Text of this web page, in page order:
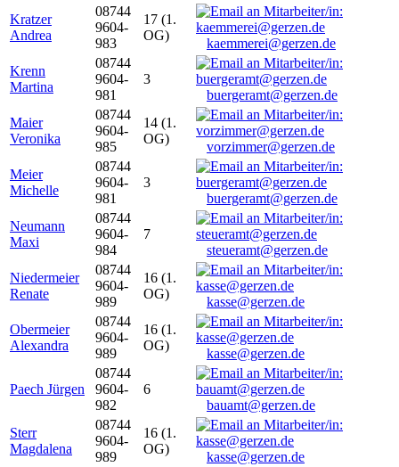
Kratzer
Andrea
08744
9604-
983
17 (1.
OG)
kaemmerei@gerzen.de
Krenn
Martina
08744
9604-
981
3
buergeramt@gerzen.de
Maier
Veronika
08744
9604-
985
14 (1.
OG)
vorzimmer@gerzen.de
Meier
Michelle
08744
9604-
981
3
buergeramt@gerzen.de
Neumann
Maxi
08744
9604-
984
7
steueramt@gerzen.de
Niedermeier
Renate
08744
9604-
989
16 (1.
OG)
kasse@gerzen.de
Obermeier
Alexandra
08744
9604-
989
16 (1.
OG)
kasse@gerzen.de
Paech Jürgen
08744
9604-
982
6
bauamt@gerzen.de
Sterr
Magdalena
08744
9604-
989
16 (1.
OG)
kasse@gerzen.de